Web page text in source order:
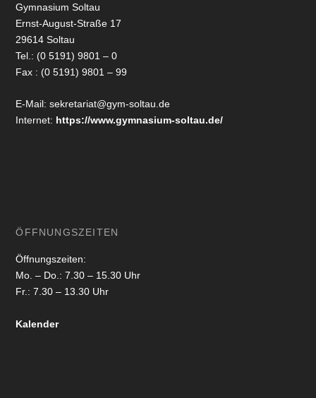
Gymnasium Soltau
Ernst-August-Straße 17
29614 Soltau
Tel.: (0 5191) 9801 – 0
Fax : (0 5191) 9801 – 99
E-Mail: sekretariat@gym-soltau.de
Internet: https://www.gymnasium-soltau.de/
ÖFFNUNGSZEITEN
Öffnungszeiten:
Mo. – Do.: 7.30 – 15.30 Uhr
Fr.: 7.30 – 13.30 Uhr
Kalender